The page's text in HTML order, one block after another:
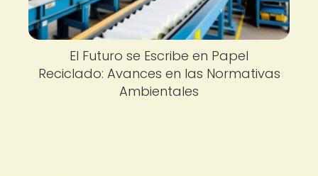
El Futuro se Escribe en Papel
Reciclado: Avances en las Normativas
Ambientales